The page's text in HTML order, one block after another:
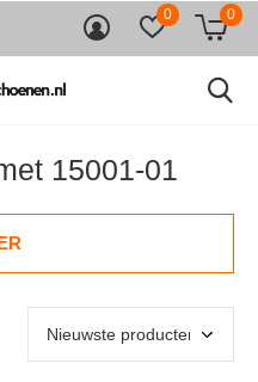
0 0
15001-01